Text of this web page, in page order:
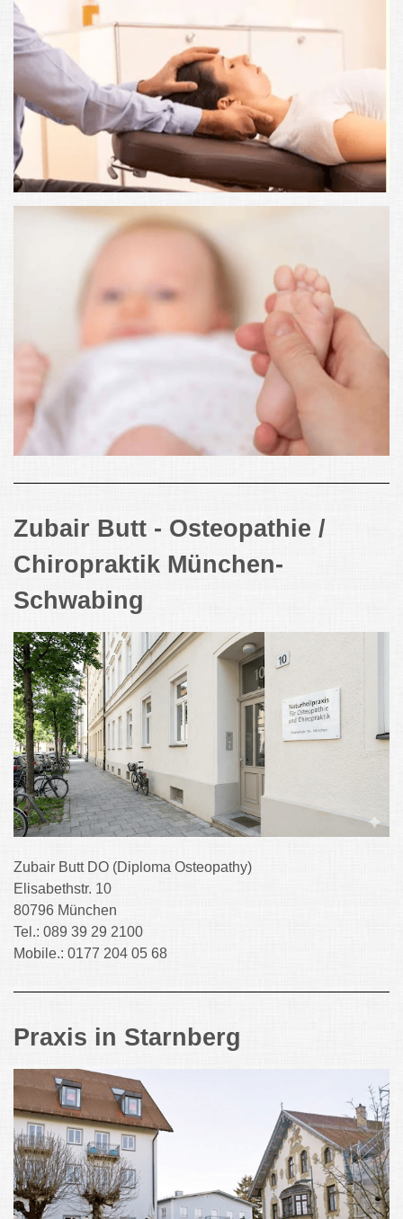
Zubair Butt - Osteopathie /
Chiropraktik München-
Schwabing
Zubair Butt DO (Diploma Osteopathy)
Elisabethstr. 10
80796 München
Tel.: 089 39 29 2100
Mobile.: 0177 204 05 68
Praxis in Starnberg